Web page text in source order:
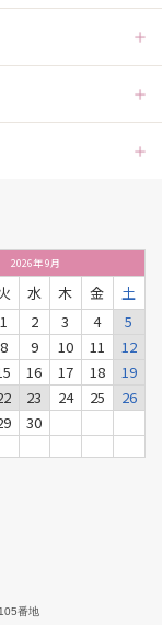
2026年9月
水 木 金
土
1
2 3 4
5
8 9 10 11
12
16 17 18
19
23 24 25
26
30
番地